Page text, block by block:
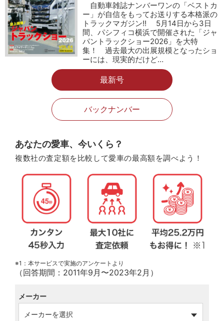
自動車雑誌ナンバーワンの「ベストカ
ー」が自信をもってお送りする本格派の
トラックマガジン!! 5月14日から3日
間、パシフィコ横浜で開催された「ジャ
パントラックショー2026」を大特
集！ 過去最大の出展規模となったショ
ーには、現実的だけど…
最新号
バックナンバー
あなたの愛車、今いくら？
複数社の査定額を比較して愛車の最高額を調べよう！
※1：本サービスで実施のアンケートより
（回答期間：2011年9月〜2023年2月）
メーカー